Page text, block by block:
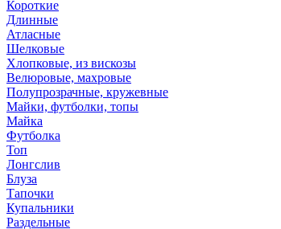
Короткие
Длинные
Атласные
Шелковые
Хлопковые, из вискозы
Велюровые, махровые
Полупрозрачные, кружевные
Майки, футболки, топы
Майка
Футболка
Топ
Лонгслив
Блуза
Тапочки
Купальники
Раздельные